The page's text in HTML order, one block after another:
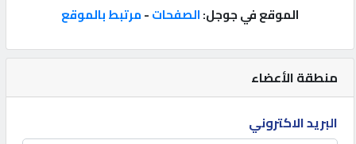
المنتدى
منطقة الأعضاء
البريد الاكتروني
الموقع في جوجل:الصفحات-مرتبط بالموقع